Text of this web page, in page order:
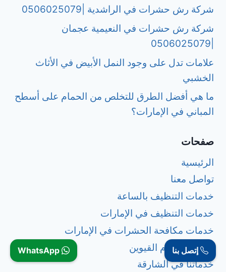
شركة رش حشرات في الراشدية |0506025079
شركة رش حشرات في النعيمية عجمان
علامات تدل على وجود النمل الأبيض في الأثاث
الخشبي
ما هي أفضل الطرق للتخلص من الحمام على أسطح
المباني في الإمارات؟
صفحات
الرئيسية
تواصل معنا
خدمات التنظيف بالساعة
خدمات التنظيف في الإمارات
خدمات مكافحة الحشرات في الإمارات
خدماتنا في أم القيوين
خدماتنا في الشارقة
إتصل بنا